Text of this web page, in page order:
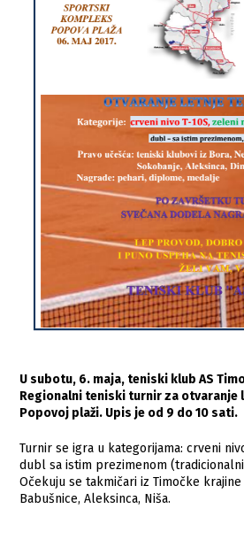
U subotu, 6. maja, teniski klub AS
Regionalni teniski turnir za otvaranje
Popovoj plaži. Upis je od 9 do 10 sati.
Turnir se igra u kategorijama: crveni
dubl sa istim prezimenom
Očekuju se takmičari iz Timočke
Babušnice, Aleksinca, Niša.